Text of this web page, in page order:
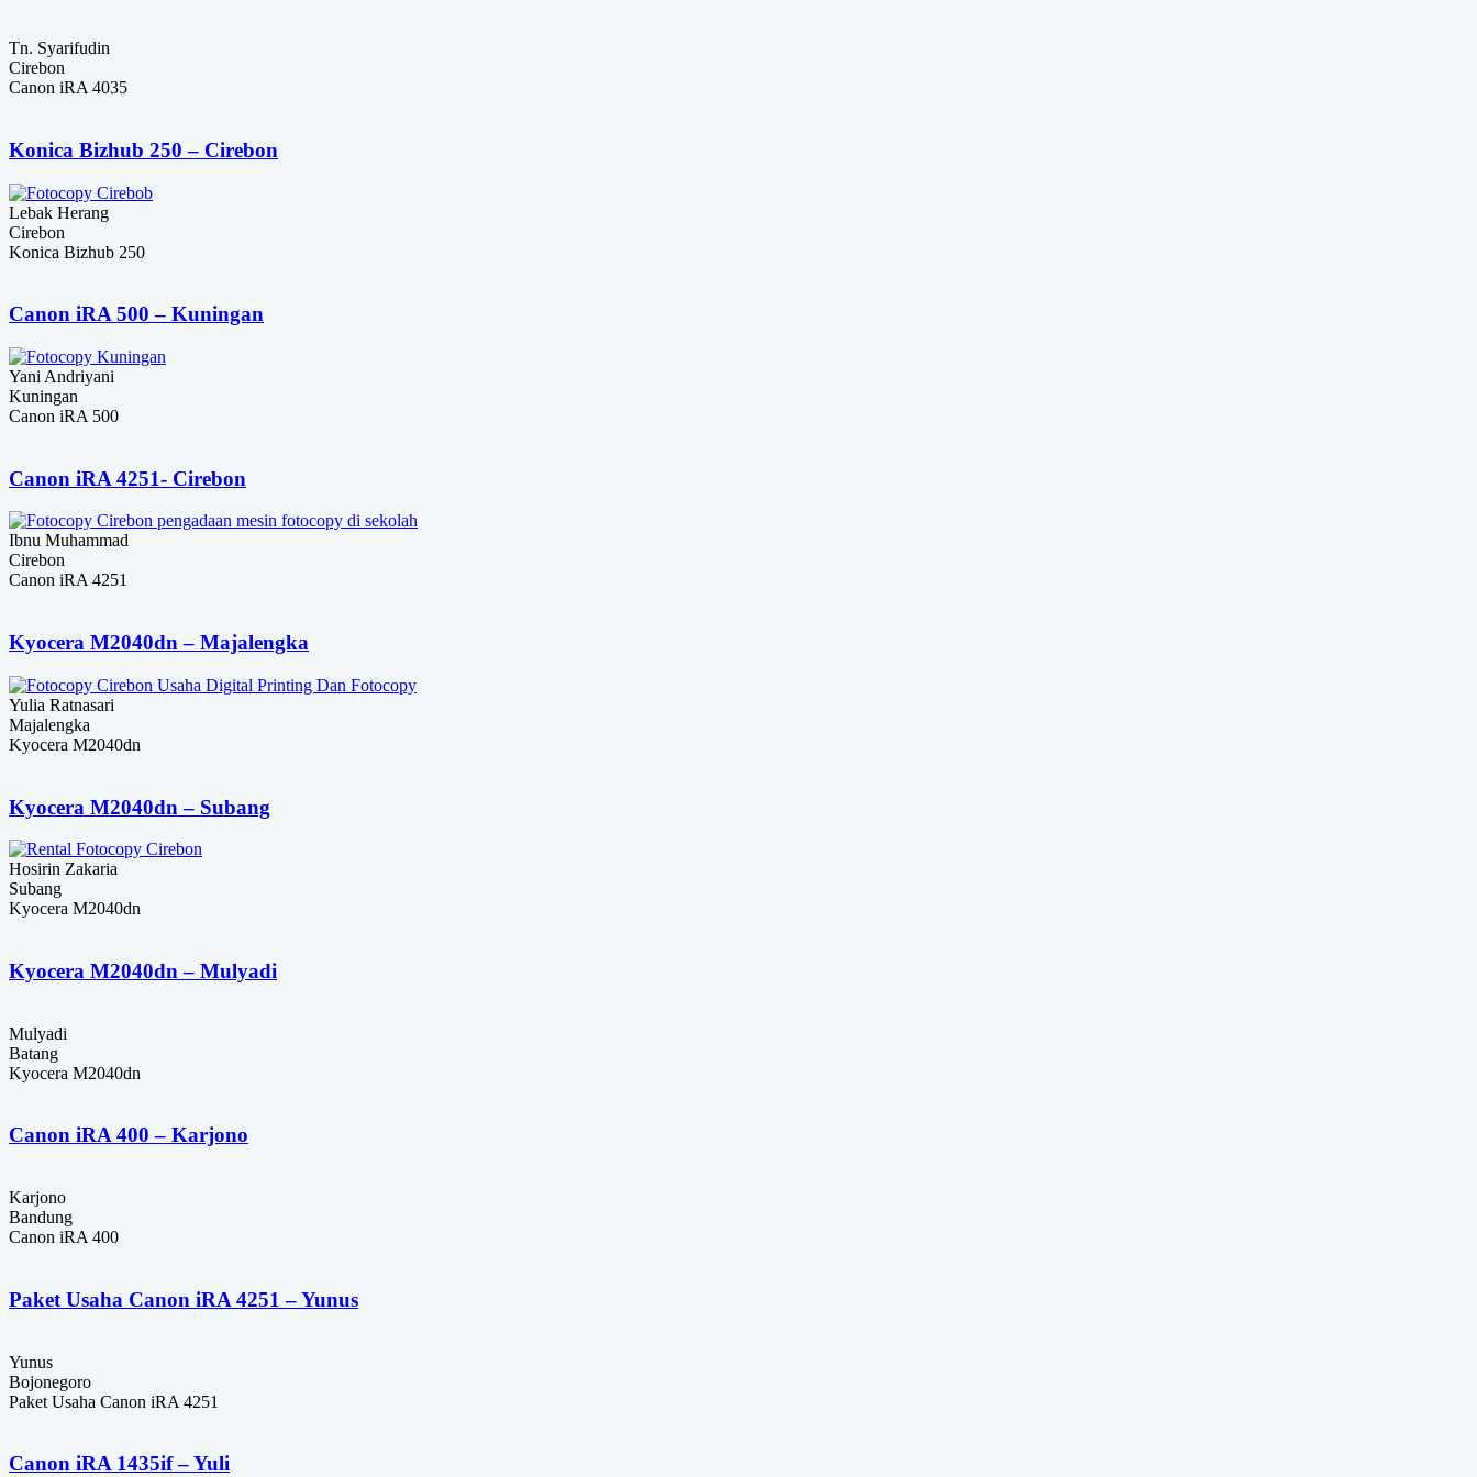
Tn. Syarifudin
Cirebon
Canon iRA 4035
Konica Bizhub 250 – Cirebon
Lebak Herang
Cirebon
Konica Bizhub 250
Canon iRA 500 – Kuningan
Yani Andriyani
Kuningan
Canon iRA 500
Canon iRA 4251- Cirebon
Ibnu Muhammad
Cirebon
Canon iRA 4251
Kyocera M2040dn – Majalengka
Yulia Ratnasari
Majalengka
Kyocera M2040dn
Kyocera M2040dn – Subang
Hosirin Zakaria
Subang
Kyocera M2040dn
Kyocera M2040dn – Mulyadi
Mulyadi
Batang
Kyocera M2040dn
Canon iRA 400 – Karjono
Karjono
Bandung
Canon iRA 400
Paket Usaha Canon iRA 4251 – Yunus
Yunus
Bojonegoro
Paket Usaha Canon iRA 4251
Canon iRA 1435if – Yuli